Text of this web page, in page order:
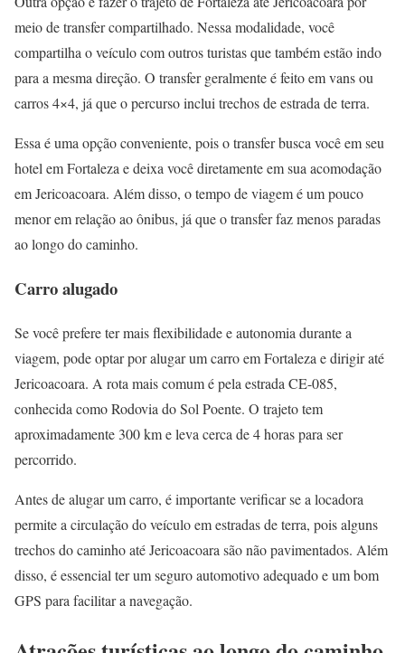
meio de transfer compartilhado. Nessa modalidade, você
compartilha o veículo com outros turistas que também estão indo
para a mesma direção. O transfer geralmente é feito em vans ou
carros 4×4, já que o percurso inclui trechos de estrada de terra.
Essa é uma opção conveniente, pois o transfer busca você em seu
hotel em Fortaleza e deixa você diretamente em sua acomodação
em Jericoacoara. Além disso, o tempo de viagem é um pouco
menor em relação ao ônibus, já que o transfer faz menos paradas
ao longo do caminho.
Carro alugado
Se você prefere ter mais flexibilidade e autonomia durante a
viagem, pode optar por alugar um carro em Fortaleza e dirigir até
Jericoacoara. A rota mais comum é pela estrada CE-085,
conhecida como Rodovia do Sol Poente. O trajeto tem
aproximadamente 300 km e leva cerca de 4 horas para ser
percorrido.
Antes de alugar um carro, é importante verificar se a locadora
permite a circulação do veículo em estradas de terra, pois alguns
trechos do caminho até Jericoacoara são não pavimentados. Além
disso, é essencial ter um seguro automotivo adequado e um bom
GPS para facilitar a navegação.